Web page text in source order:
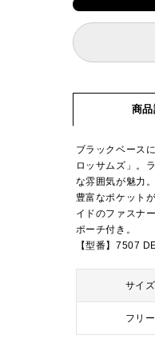
商品
ブラックベース
ロッサムズ」。
な雰囲気が魅力
豊富なポケット
イドのファスナ
ポーチ付き。
【型番】7507
サイズ
フリー